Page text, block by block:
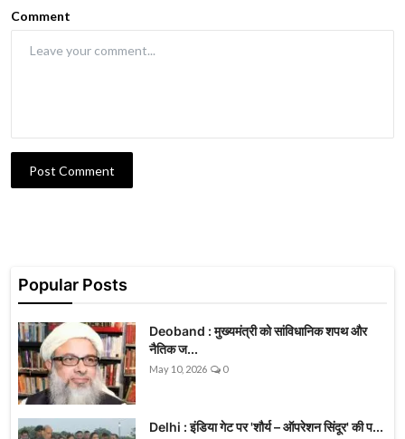
Comment
Post Comment
Popular Posts
Deoband : मुख्यमंत्री को सांविधानिक शपथ और
नैतिक ज...
May 10, 2026 0
Delhi : इंडिया गेट पर 'शौर्य – ऑपरेशन सिंदूर' की प...